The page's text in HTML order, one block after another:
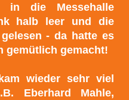
in die Messehalle
halb leer und die
- da hatte es
gemütlich gemacht!
wieder sehr viel
Eberhard Mahle,